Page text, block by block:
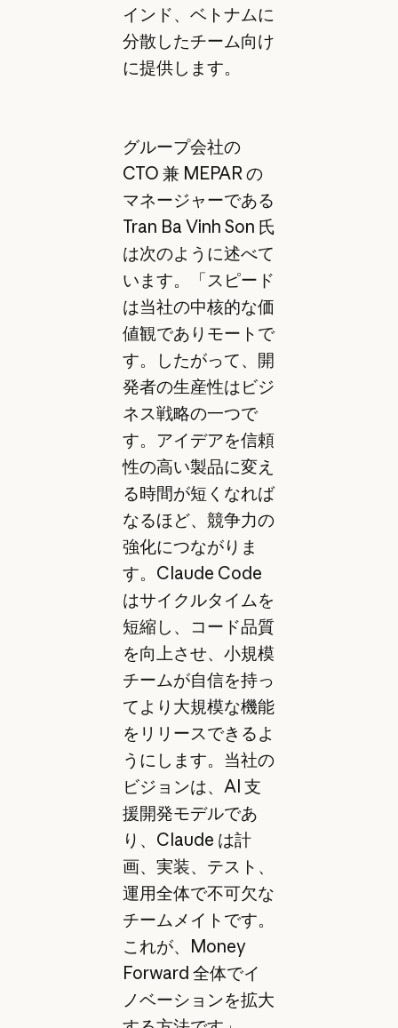
インド、ベトナムに
分散したチーム向け
に提供します。
グループ会社の
CTO 兼 MEPAR の
マネージャーである
Tran Ba Vinh Son 氏
は次のように述べて
います。「スピード
は当社の中核的な価
値観でありモートで
す。したがって、開
発者の生産性はビジ
ネス戦略の一つで
す。アイデアを信頼
性の高い製品に変え
る時間が短くなれば
なるほど、競争力の
強化につながりま
す。Claude Code
はサイクルタイムを
短縮し、コード品質
を向上させ、小規模
チームが自信を持っ
てより大規模な機能
をリリースできるよ
うにします。当社の
ビジョンは、AI 支
援開発モデルであ
り、Claude は計
画、実装、テスト、
運用全体で不可欠な
チームメイトです。
これが、Money
Forward 全体でイ
ノベーションを拡大